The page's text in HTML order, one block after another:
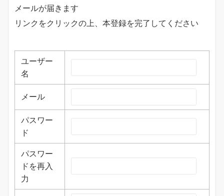
メールが届きます
リンクをクリックの上、本登録を完了してください
ユーザー
名
メール
パスワー
ド
パスワー
ドを再入
力